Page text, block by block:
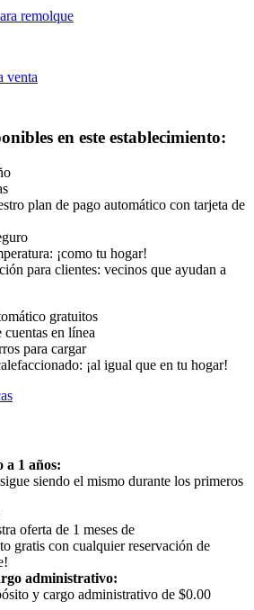
remolque
venta
en este establecimiento:
plan de pago automático con tarjeta de
¡como tu hogar!
para clientes: vecinos que ayudan a
gratuitos
en línea
para cargar
¡al igual que en tu hogar!
a 1 años:
siendo el mismo durante los primeros
oferta de 1 meses de
gratis con cualquier reservación de
administrativo:
y cargo administrativo de $0.00